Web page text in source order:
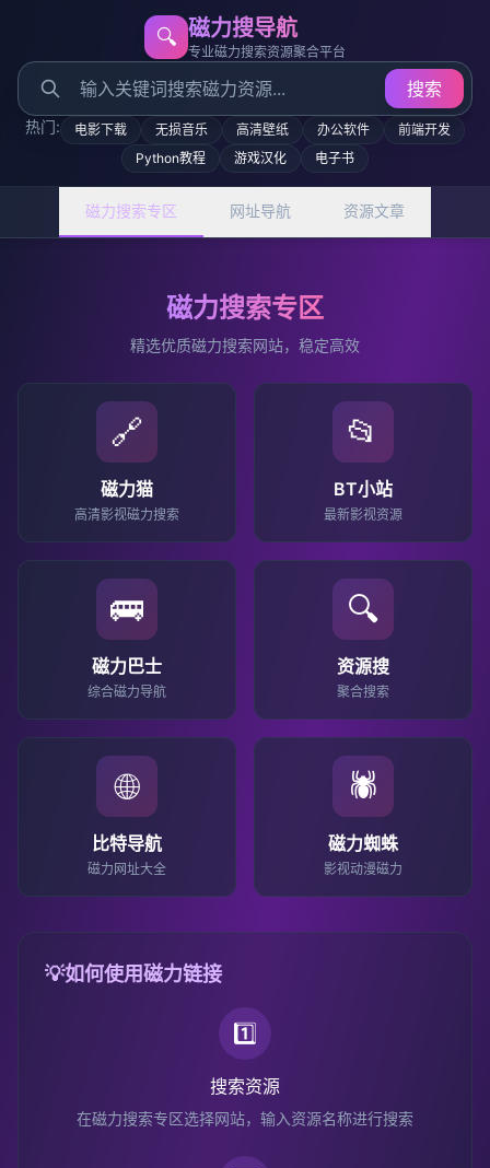
🔍 磁力搜导航
专业磁力搜索资源聚合平台
搜索
热门: 电影下载 无损音乐 高清壁纸 办公软件
前端开发
Python教程
游戏汉化 电子书
磁力搜索专区 网址导航 资源文章
磁力搜索专区
精选优质磁力搜索网站，稳定高效
🔗
磁力猫
高清影视磁力搜索
📂
BT小站
最新影视资源
🚌
磁力巴士
综合磁力导航
🔍
资源搜
聚合搜索
🌐
比特导航
磁力网址大全
🕷️
磁力蜘蛛
影视动漫磁力
💡如何使用磁力链接
1️⃣
搜索资源
在磁力搜索专区选择网站，输入资源名称进行搜索